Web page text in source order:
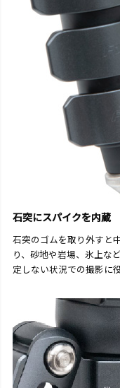
石突にスパイクを内蔵
石突のゴムを取り外すと
り、砂地や岩場、氷上な
定しない状況での撮影に